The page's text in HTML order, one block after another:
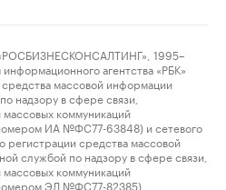
1995–
агентства «РБК»
массовой информации
надзору в сфере связи,
коммуникаций
ИА №ФС77-63848) и сетевого
регистрации средства массовой
службой по надзору в сфере связи,
коммуникаций
ЭЛ №ФС77-82385)